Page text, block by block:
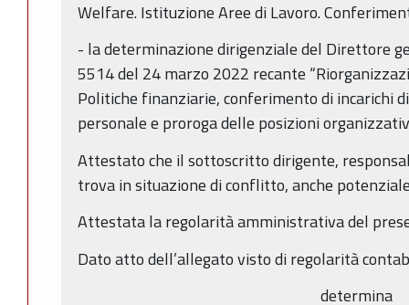
Welfare. Istituzione Aree di Lavoro.
- la determinazione dirigenziale del Direttore
5514 del 24 marzo 2022 recante
Politiche finanziarie, conferimento di incarichi
personale e proroga delle posizioni
Attestato che il sottoscritto dirigente,
trova in situazione di conflitto, anche
Attestata la regolarità amministrativa del
Dato atto dell’allegato visto di regolarità
determina